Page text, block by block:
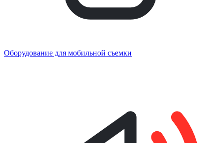
Оборудование для мобильной съемки